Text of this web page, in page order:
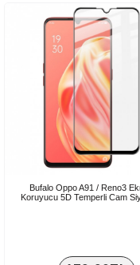
Bufalo Oppo A91 / Reno3
Koruyucu 5D Temperli Cam